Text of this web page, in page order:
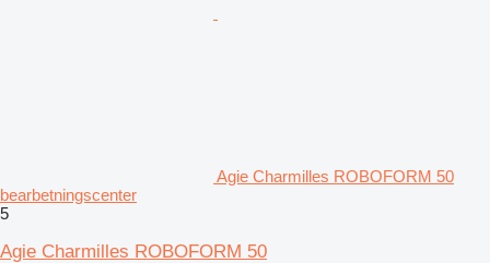
Agie Charmilles ROBOFORM 50
bearbetningscenter
5
Agie Charmilles ROBOFORM 50